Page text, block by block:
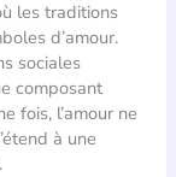
les traditions
d’amour.
sociales
composant
fois, l’amour ne
à une